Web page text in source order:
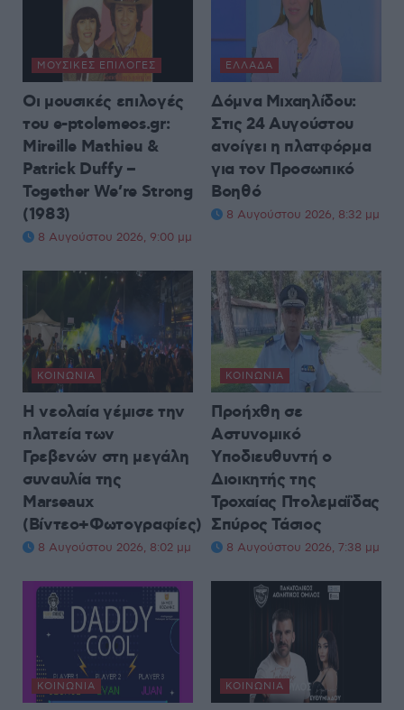
ΜΟΥΣΙΚΈΣ ΕΠΙΛΟΓΈΣ
Οι μουσικές επιλογές
του e-ptolemeos.gr:
Mireille Mathieu &
Patrick Duffy –
Together We’re Strong
(1983)
8 Αυγούστου 2026, 9:00 μμ
ΕΛΛΆΔΑ
Δόμνα Μιχαηλίδου:
Στις 24 Αυγούστου
ανοίγει η πλατφόρμα
για τον Προσωπικό
Βοηθό
8 Αυγούστου 2026, 8:32 μμ
ΚΟΙΝΩΝΊΑ
Η νεολαία γέμισε την
πλατεία των
Γρεβενών στη μεγάλη
συναυλία της
Marseaux
(Βίντεο+Φωτογραφίες)
8 Αυγούστου 2026, 8:02 μμ
ΚΟΙΝΩΝΊΑ
Προήχθη σε
Αστυνομικό
Υποδιευθυντή ο
Διοικητής της
Τροχαίας Πτολεμαΐδας
Σπύρος Τάσιος
8 Αυγούστου 2026, 7:38 μμ
ΚΟΙΝΩΝΊΑ ΚΟΙΝΩΝΊΑ